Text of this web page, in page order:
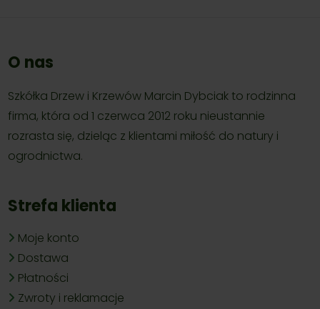
O nas
Szkółka Drzew i Krzewów Marcin Dybciak to rodzinna
firma, która od 1 czerwca 2012 roku nieustannie
rozrasta się, dzieląc z klientami miłość do natury i
ogrodnictwa.
Strefa klienta
Moje konto
Dostawa
Płatności
Zwroty i reklamacje